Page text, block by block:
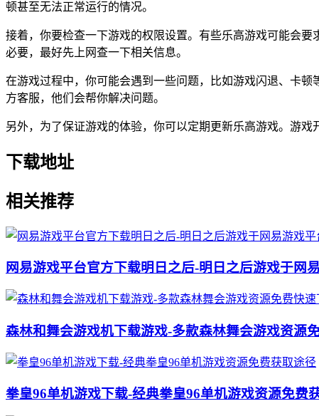
顿甚至无法正常运行的情况。
接着，你要检查一下游戏的权限设置。有些乐高游戏可能会
必要，最好先上网查一下相关信息。
在游戏过程中，你可能会遇到一些问题，比如游戏闪退、卡
方客服，他们会帮你解决问题。
另外，为了保证游戏的体验，你可以定期更新乐高游戏。游
下载地址
相关推荐
网易游戏平台官方下载明日之后-明日之后游戏于网
森林和舞会游戏机下载游戏-多款森林舞会游戏资源
拳皇96单机游戏下载-经典拳皇96单机游戏资源免费